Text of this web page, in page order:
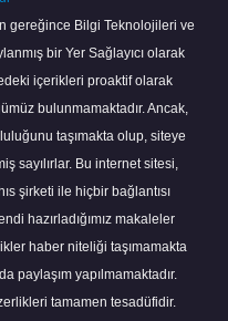
gereğince Bilgi Teknolojileri ve
bir Yer Sağlayıcı olarak
içerikleri proaktif olarak
bulunmamaktadır. Ancak,
taşımakta olup, siteye
sayılırlar. Bu internet sitesi,
şirketi ile hiçbir bağlantısı
hazırladığımız makaleler
haber niteliği taşımamakta
paylaşım yapılmamaktadır.
tamamen tesadüfidir.